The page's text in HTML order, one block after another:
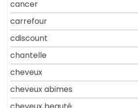
cancer
carrefour
cdiscount
chantelle
cheveux
cheveux abimes